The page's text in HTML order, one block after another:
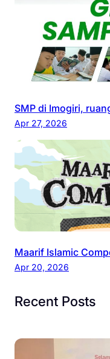
SMP di Imogiri,
Apr 27, 2026
Maarif Islamic
Apr 20, 2026
Recent Posts